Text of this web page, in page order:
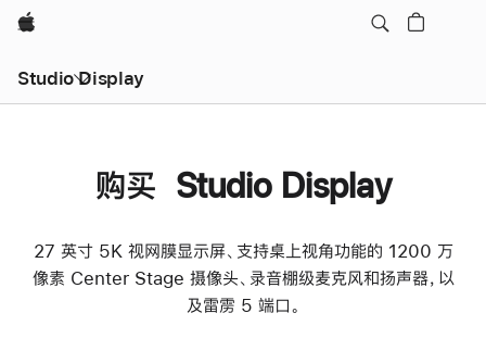
Apple
Studio Display
购买 Studio Display
27 英寸 5K 视网膜显示屏、支持桌上视角功能的 1200 万
像素 Center Stage 摄像头、录音棚级麦克风和扬声器，以
及雷雳 5 端口。